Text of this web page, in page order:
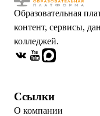
Образовательная
контент, сервисы,
колледжей.
Ссылки
О компании